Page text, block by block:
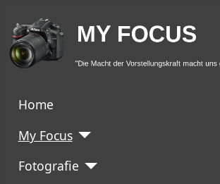
Home
My Focus
Fotografie